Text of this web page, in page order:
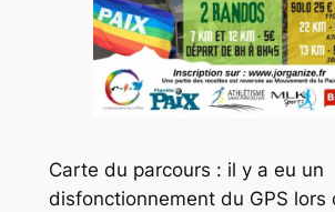
Carte du parcours : il y a eu un
disfonctionnement du GPS lors